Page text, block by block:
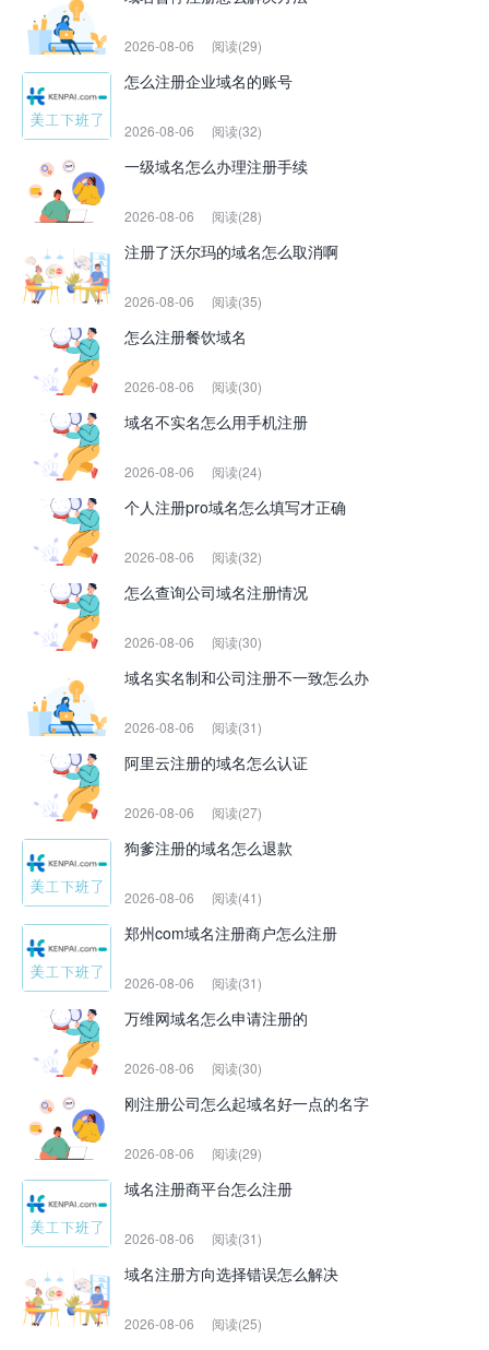
2026-08-06 阅读(29)
怎么注册企业域名的账号
2026-08-06 阅读(32)
一级域名怎么办理注册手续
2026-08-06 阅读(28)
注册了沃尔玛的域名怎么取消啊
2026-08-06 阅读(35)
怎么注册餐饮域名
2026-08-06 阅读(30)
域名不实名怎么用手机注册
2026-08-06 阅读(24)
个人注册pro域名怎么填写才正确
2026-08-06 阅读(32)
怎么查询公司域名注册情况
2026-08-06 阅读(30)
域名实名制和公司注册不一致怎么办
2026-08-06 阅读(31)
阿里云注册的域名怎么认证
2026-08-06 阅读(27)
狗爹注册的域名怎么退款
2026-08-06 阅读(41)
郑州com域名注册商户怎么注册
2026-08-06 阅读(31)
万维网域名怎么申请注册的
2026-08-06 阅读(30)
刚注册公司怎么起域名好一点的名字
2026-08-06 阅读(29)
域名注册商平台怎么注册
2026-08-06 阅读(31)
域名注册方向选择错误怎么解决
2026-08-06 阅读(25)